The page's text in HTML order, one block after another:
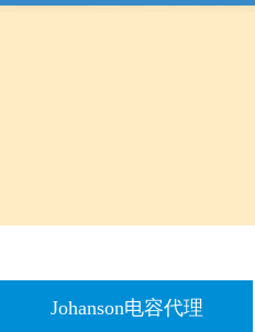
Johanson电容代理